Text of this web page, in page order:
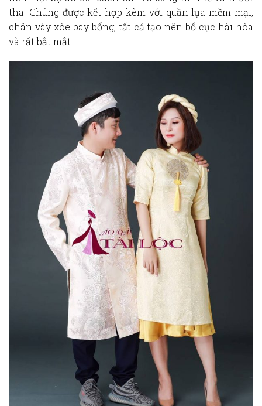
tha. Chúng được kết hợp kèm với quần lụa mềm mại,
chân váy xòe bay bổng, tất cả tạo nên bố cục hài hòa
và rất bắt mắt.